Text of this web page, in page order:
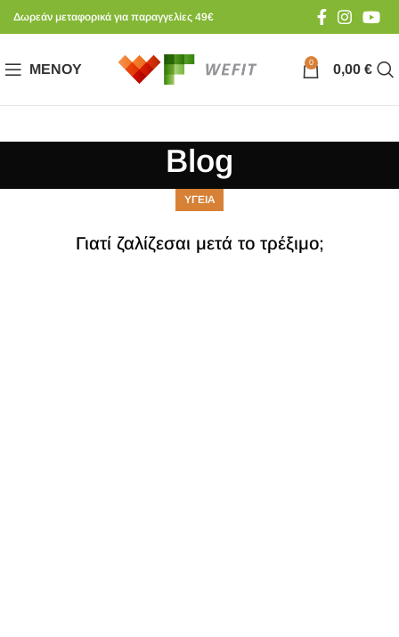
Δωρεάν μεταφορικά για παραγγελίες 49€
ΜΕΝΟΎ 0 0,00 €
Blog
ΥΓΕΙΑ
Γιατί ζαλίζεσαι μετά το τρέξιμο;